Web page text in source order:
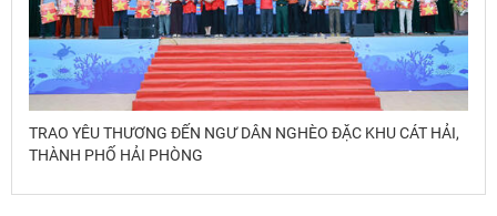
TRAO YÊU THƯƠNG ĐẾN NGƯ DÂN NGHÈO ĐẶC KHU CÁT HẢI,
THÀNH PHỐ HẢI PHÒNG